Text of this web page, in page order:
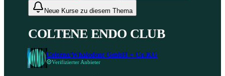
Neue Kurse zu diesem Thema
COLTENE ENDO CLUB
Coltène/Whaledent GmbH + Co.KG
Verifizierter Anbieter